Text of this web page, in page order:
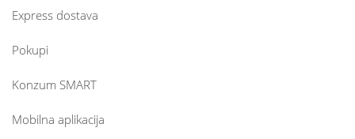
Express dostava
Pokupi
Konzum SMART
Mobilna aplikacija